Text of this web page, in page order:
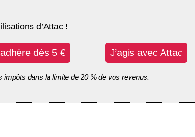
d’Attac !
dès 5 € J’agis avec Attac
dans la limite de 20 % de vos revenus.